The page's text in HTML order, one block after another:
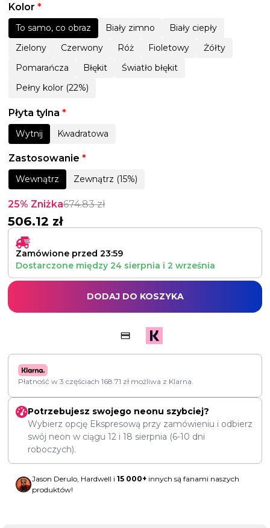
Kolor *
To samo, co obraz Biały zimno
Biały ciepły
Zielony
Czerwony Róż Fioletowy
Żółty
Pomarańcza
Błękit
Światło błękit
Pełny kolor (22%)
Płyta tylna *
Wytnij Kwadratowa
Zastosowanie *
Wewnątrz Zewnątrz (15%)
25% Zniżka674.83zł
506.12 zł
Zamówione przed 23:59
Dostarczone między 24 sierpnia i 2 września
DODAJ DO KOSZYKA
Płatność w 3 częściach 168.71 zł możliwa z Klarna.
Potrzebujesz swojego neonu szybciej?
Wybierz opcję Ekspresową przy zamówieniu i odbierz
swój neon w ciągu 12 i 18 sierpnia (6-10 dni
roboczych).
Jason Derulo, Hardwell i 15 000+ innych są fanami naszych
produktów!